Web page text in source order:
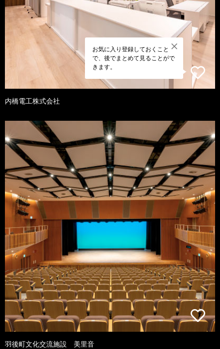
お気に入り登録しておくこと
で、後でまとめて見ることがで
きます。
内橋電工株式会社
羽後町文化交流施設 美里音